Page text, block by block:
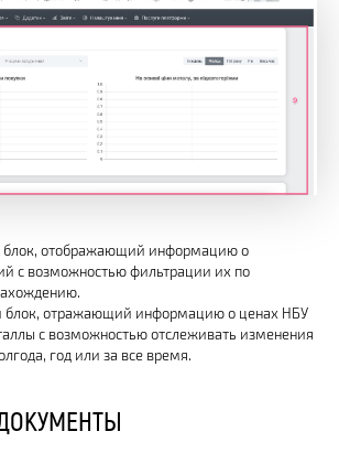
отображающий информацию о
с возможностью фильтрации их по
отражающий информацию о ценах НБУ
с возможностью отслеживать изменения
год или за все время.